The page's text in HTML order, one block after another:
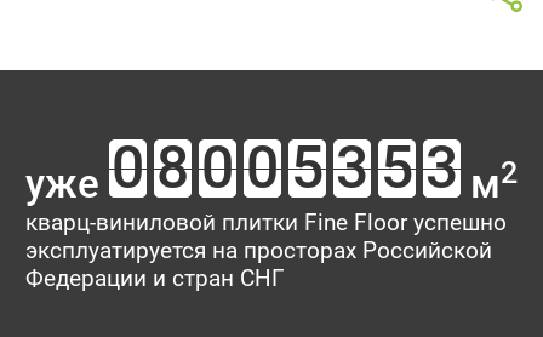
уже м2
кварц-виниловой плитки Fine Floor успешно
эксплуатируется на просторах Российской
Федерации и стран СНГ